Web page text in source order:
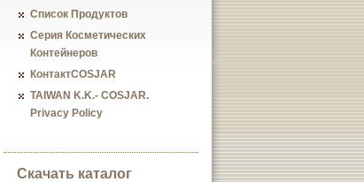
Список Продуктов
Серия Косметических
Контейнеров
КонтактCOSJAR
TAIWAN K.K.- COSJAR.
Privacy Policy
Скачать каталог